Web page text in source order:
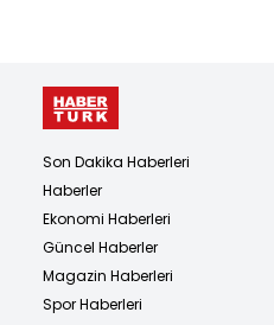
Son Dakika Haberleri
Haberler
Ekonomi Haberleri
Güncel Haberler
Magazin Haberleri
Spor Haberleri